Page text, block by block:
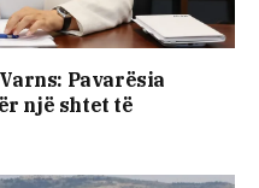
Pavarësia
një shtet të